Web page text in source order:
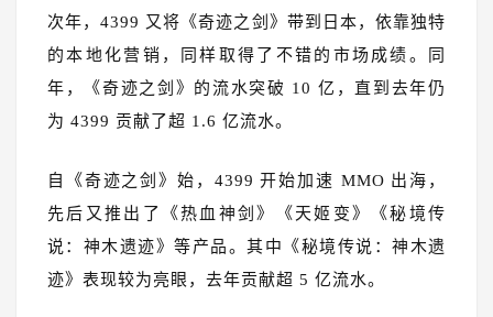
次年，4399 又将《奇迹之剑》带到日本，依靠独特
的本地化营销，同样取得了不错的市场成绩。同
年，《奇迹之剑》的流水突破 10 亿，直到去年仍
为 4399 贡献了超 1.6 亿流水。
自《奇迹之剑》始，4399 开始加速 MMO 出海，
先后又推出了《热血神剑》《天姬变》《秘境传
说：神木遗迹》等产品。其中《秘境传说：神木遗
迹》表现较为亮眼，去年贡献超 5 亿流水。